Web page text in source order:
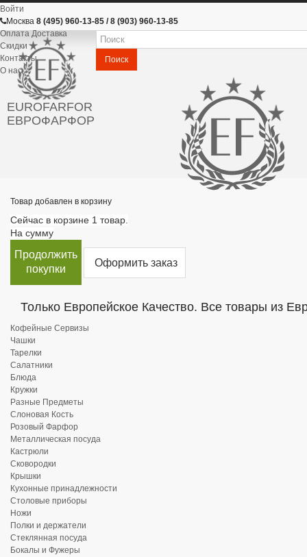
Войти
Москва 8 (495) 960-13-85 / 8 (903) 960-13-85
Оплата Доставка
Скидки
Контакты
О нас
EUROFARFOR
ЕВРОФАРФОР
Поиск
Товар добавлен в корзину
Сейчас в корзине 1 товар.
На сумму
Продолжить
покупки
Оформить заказ
Только Европейское Качество. Все товары из
Кофейные Сервизы
Чашки
Тарелки
Салатники
Блюда
Кружки
Разные Предметы
Слоновая Кость
Розовый Фарфор
Металлическая посуда
Кастрюли
Сковородки
Крышки
Кухонные принадлежности
Столовые приборы
Ножи
Полки и держатели
Стеклянная посуда
Бокалы и Фужеры